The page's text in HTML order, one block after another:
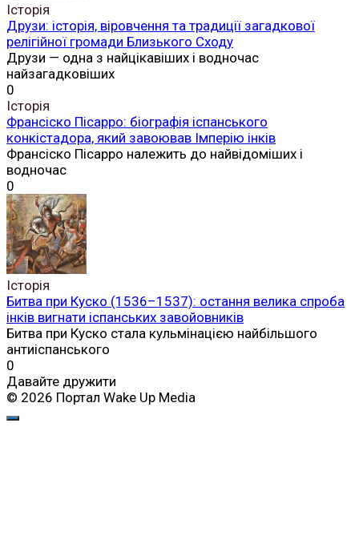
Історія
Друзи: історія, віровчення та традиції загадкової
релігійної громади Близького Сходу
Друзи — одна з найцікавіших і водночас
найзагадковіших
0
Історія
Франсіско Пісарро: біографія іспанського
конкістадора, який завоював Імперію інків
Франсіско Пісарро належить до найвідоміших і
водночас
0
Історія
Битва при Куско (1536–1537): остання велика спроба
інків вигнати іспанських завойовників
Битва при Куско стала кульмінацією найбільшого
антиіспанського
0
Давайте дружити
© 2026 Портал Wake Up Media